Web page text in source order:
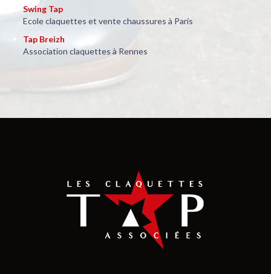
Ecole de danse à Nantes
Compagnie de claquettes
Monsieur Nours Production
claquettes…
Location de salle à Bouguenais, près de Nantes
Ecole claquettes et vente chaussures à Paris
Association claquettes à Rennes